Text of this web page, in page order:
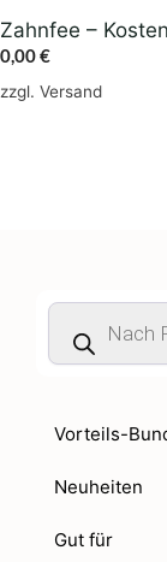
Zahnfee –
0,00€
zzgl. Versand
Products
search
Vorteils-
Neuheiten
Gut für